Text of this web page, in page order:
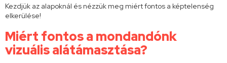
Kezdjük az alapoknál és nézzük meg miért fontos a képtelenség
elkerülése!
Miért fontos a mondandónk
vizuális alátámasztása?